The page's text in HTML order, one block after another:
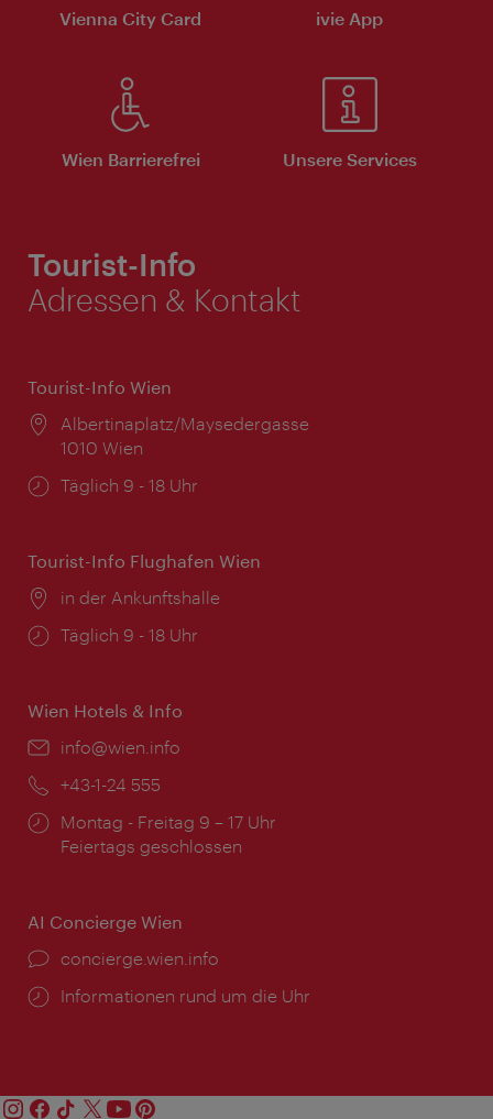
Vienna City Card ivie App
Wien Barrierefrei Unsere Services
Tourist-Info
Adressen & Kontakt
Tourist-Info Wien
Ort:
Albertinaplatz/Maysedergasse
1010 Wien
Öffnungszeiten:
Täglich 9 - 18 Uhr
Tourist-Info Flughafen Wien
Ort:
in der Ankunftshalle
Öffnungszeiten:
Täglich 9 - 18 Uhr
Wien Hotels & Info
Email:
info@wien.info
Telefon:
+43-1-24 555
Öffnungszeiten:
Montag - Freitag 9 – 17 Uhr
Feiertags geschlossen
AI Concierge Wien
Ort:
concierge.wien.info
Öffnungszeiten:
Informationen rund um die Uhr